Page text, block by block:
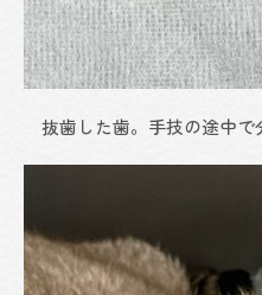
抜歯した歯。手技の途中で